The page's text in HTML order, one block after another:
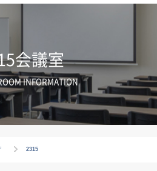
会議室
INFORMATION
2315